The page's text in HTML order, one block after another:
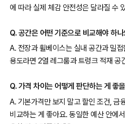
에 따라 실제 체감 안전성은 달라질 수
Q. 공간은 어떤 기준으로 비교해야 하
A. 전장과 휠베이스는 실내 공간과 밀
용도라면 2열 레그룸과 트렁크 적재 공
Q. 가격 차이는 어떻게 판단하는 게 좋
A. 기본가격만 보지 말고 할인 조건, 금
비교하는 게 좋아요. 동일한 예산 안에